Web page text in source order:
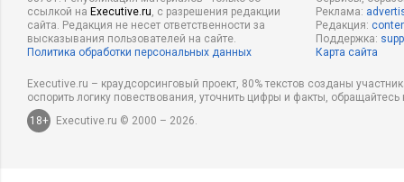
ссылкой на Executive.ru, с разрешения редакции
сайта. Редакция не несет ответственности за
высказывания пользователей на сайте.
Политика обработки персональных данных
Реклама:
Редакция:
Поддержка:
Карта сайта
Executive.ru – краудсорсинговый проект, 80% текстов созданы
оспорить логику повествования, уточнить цифры и факты,
18+
Executive.ru © 2000 – 2026.